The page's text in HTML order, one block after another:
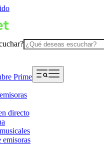
Prime
directo
emisoras